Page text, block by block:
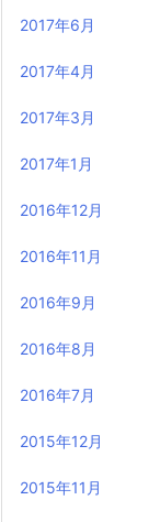
2017年6月
2017年4月
2017年3月
2017年1月
2016年12月
2016年11月
2016年9月
2016年8月
2016年7月
2015年12月
2015年11月